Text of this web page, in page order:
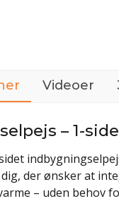
Videoer
– 1-
der ønsker at
– uden behov